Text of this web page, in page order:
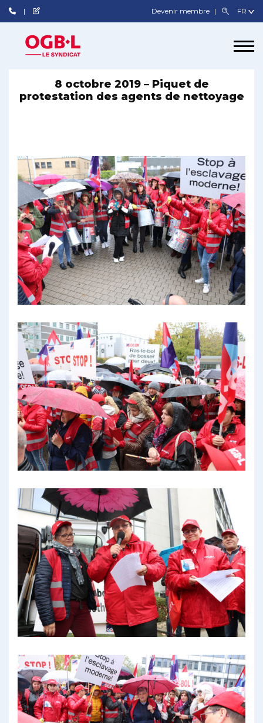
Devenir membre
8 octobre 2019 – Piquet de
protestation des agents de nettoyage